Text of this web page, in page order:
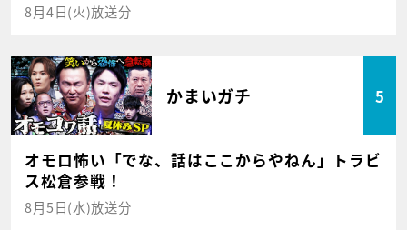
8月4日(火)放送分
かまいガチ 5
オモロ怖い「でな、話はここからやねん」トラビ
ス松倉参戦！
8月5日(水)放送分